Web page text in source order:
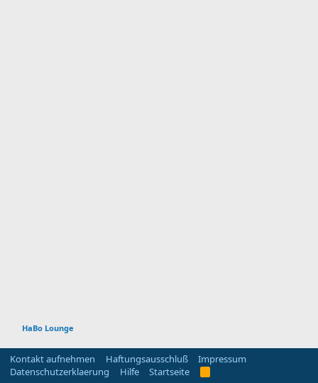
HaBo Lounge
Kontakt aufnehmen Haftungsausschluß
Impressum
Datenschutzerklaerung
Hilfe Startseite
R